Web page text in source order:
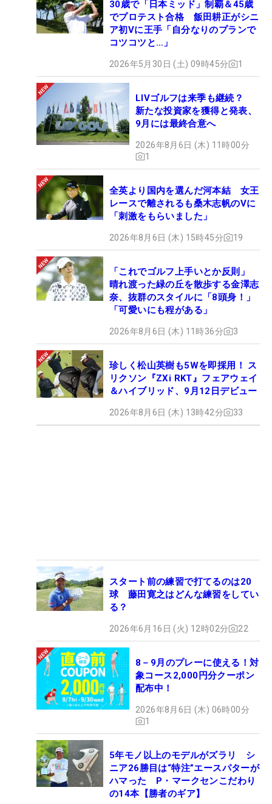
30歳で「日本ミッド」制覇＆45歳
でプロテスト合格 飯田耕正がシニ
ア初Vに王手「自分なりのプランで
コツコツと…」
2026年5月30日 (土) 09時45分 1
LIVゴルフは来季も継続？
新たな投資家を獲得と発表、
9月には最終合意へ
2026年8月6日 (木) 11時00分
1
全英より国内を選んだ河本結 女王
レースで離されるも桑木志帆のVに
「刺激をもらいました」
2026年8月6日 (木) 15時45分 19
「これでゴルフ上手いとか反則」
晴れ渡った緑の丘を散歩する金澤志
奈、抜群のスタイルに「8頭身！」
「可愛いにも程がある」
2026年8月6日 (木) 11時36分 3
珍しく松山英樹も5Wを即採用！ ス
リクソン『ZXi RKT』フェアウェイ
＆ハイブリッド、9月12日デビュー
2026年8月6日 (木) 13時42分 33
スタート前の練習で打てるのは20
球 藤田寛之はどんな練習をしてい
る？
2026年6月16日 (火) 12時02分 22
8－9月のプレーに使える！対
象コース2,000円分クーポン
配布中！
2026年8月6日 (木) 06時00分
1
5年モノ以上のモデルがズラリ シ
ニア26勝目は“特注”エースパターが
ハマった P・マークセンこだわり
の14本【勝者のギア】